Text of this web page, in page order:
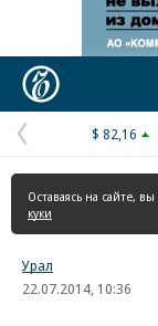
Предыдущая
страница
$ 82,16
Оставаясь на сайте,
куки
Урал
22.07.2014, 10:36